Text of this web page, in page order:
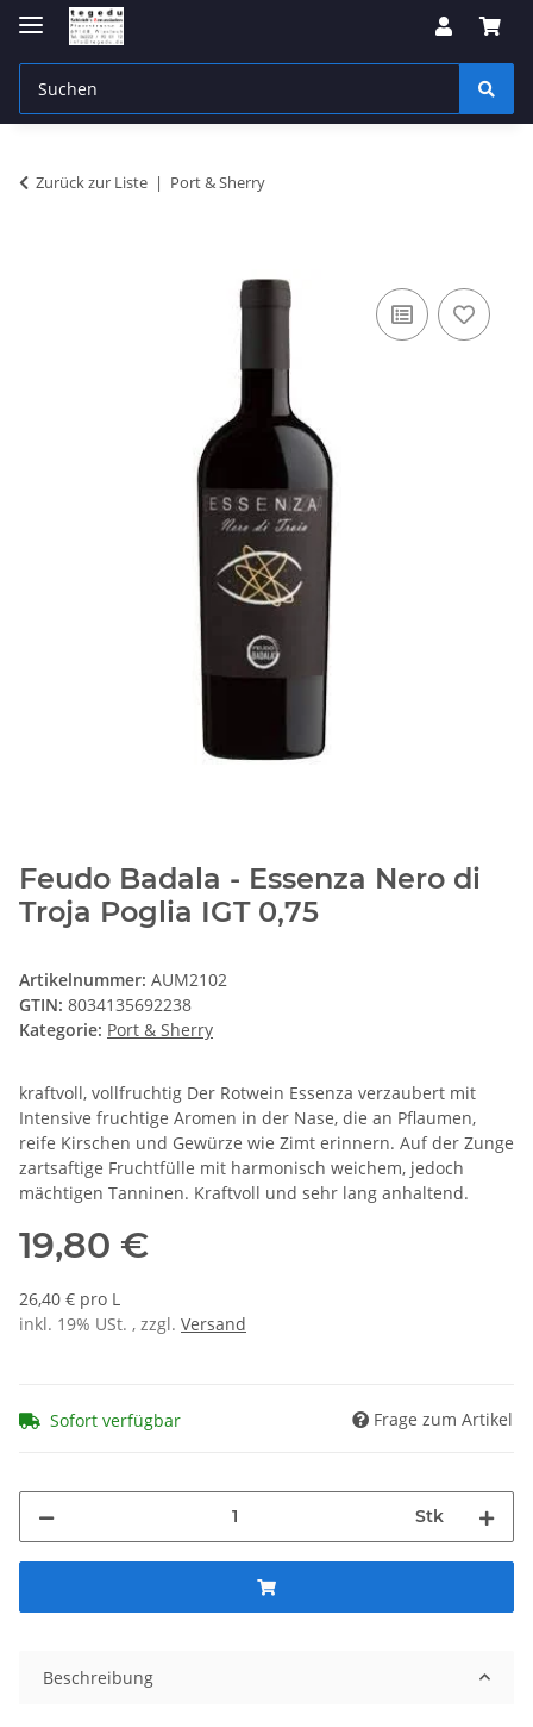
Zurück zur Liste Port & Sherry
Feudo Badala - Essenza Nero di
Troja Poglia IGT 0,75
Artikelnummer: AUM2102
GTIN: 8034135692238
Kategorie: Port & Sherry
kraftvoll, vollfruchtig Der Rotwein Essenza verzaubert mit
Intensive fruchtige Aromen in der Nase, die an Pflaumen,
reife Kirschen und Gewürze wie Zimt erinnern. Auf der Zunge
zartsaftige Fruchtfülle mit harmonisch weichem, jedoch
mächtigen Tanninen. Kraftvoll und sehr lang anhaltend.
19,80 €
26,40 € pro L
inkl. 19% USt. , zzgl. Versand
Sofort verfügbar Frage zum Artikel
Stk
Beschreibung